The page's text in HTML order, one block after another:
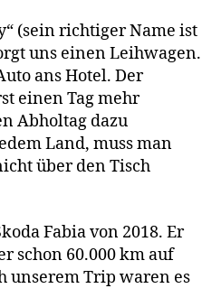
(sein richtiger Name ist
uns einen Leihwagen.
ans Hotel. Der
einen Tag mehr
Abholtag dazu
Land, muss man
über den Tisch
Fabia von 2018. Er
schon 60.000 km auf
unserem Trip waren es